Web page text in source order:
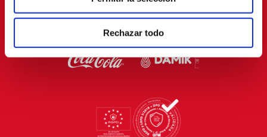
Rechazar todo